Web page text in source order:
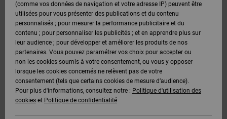
(comme vos données de navigation et votre adresse IP) peuvent être
utilisées pour vous présenter des publications et du contenu
personnalisés ; pour mesurer la performance publicitaire et du
contenu ; pour personnaliser les publicités ; et en apprendre plus sur
leur audience ; pour développer et améliorer les produits de nos
partenaires. Vous pouvez paramétrer vos choix pour accepter ou
non les cookies soumis à votre consentement, ou vous y opposer
lorsque les cookies concernés ne relèvent pas de votre
consentement (tels que certains cookies de mesure d’audience).
Pour plus d'informations, consultez notre : Politique d'utilisation des
cookies et Politique de confidentialité